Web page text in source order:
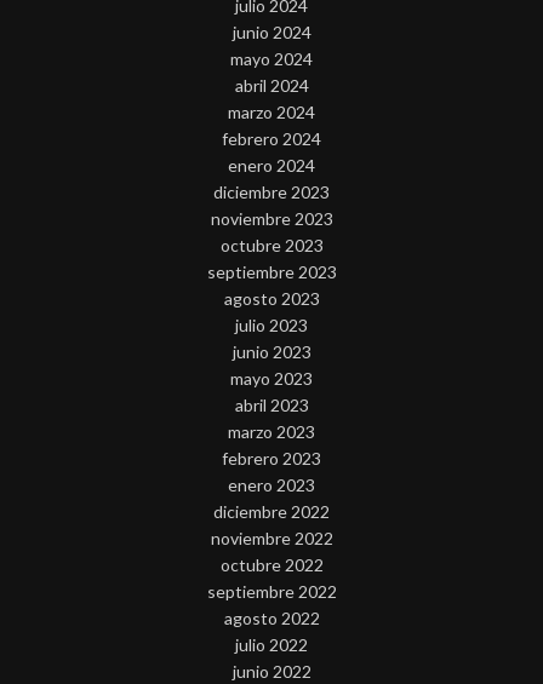
julio 2024
junio 2024
mayo 2024
abril 2024
marzo 2024
febrero 2024
enero 2024
diciembre 2023
noviembre 2023
octubre 2023
septiembre 2023
agosto 2023
julio 2023
junio 2023
mayo 2023
abril 2023
marzo 2023
febrero 2023
enero 2023
diciembre 2022
noviembre 2022
octubre 2022
septiembre 2022
agosto 2022
julio 2022
junio 2022